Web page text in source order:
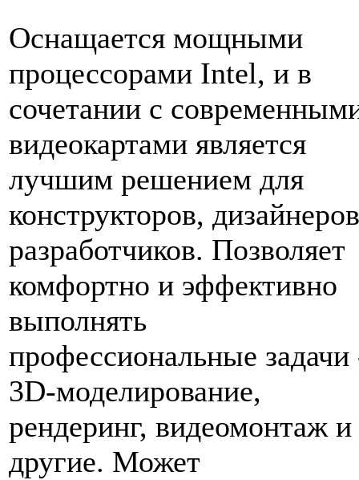
Оснащается мощными
процессорами Intel, и в
сочетании с
видеокартами является
лучшим решением для
конструкторов,
разработчиков. Позволяет
комфортно и эффективно
выполнять
профессиональные задачи
3D-моделирование,
рендеринг, видеомонтаж и
другие. Может